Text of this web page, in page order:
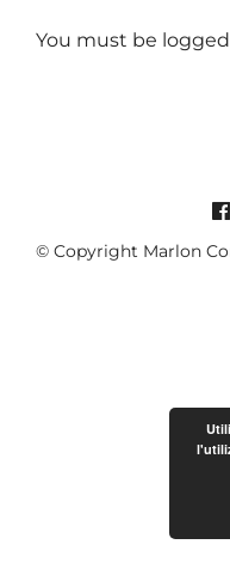
You must be
© Copyright Marlon